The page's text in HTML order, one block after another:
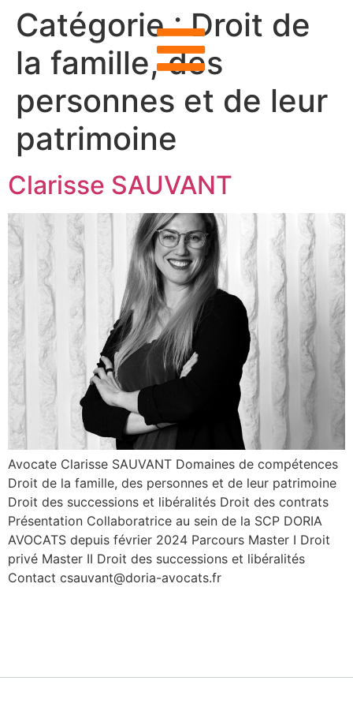
Catégorie :Droit de
la famille, des
personnes et de leur
patrimoine
Clarisse SAUVANT
Avocate Clarisse SAUVANT Domaines de compétences
Droit de la famille, des personnes et de leur patrimoine
Droit des successions et libéralités Droit des contrats
Présentation Collaboratrice au sein de la SCP DORIA
AVOCATS depuis février 2024 Parcours Master I Droit
privé Master II Droit des successions et libéralités
Contact csauvant@doria-avocats.fr